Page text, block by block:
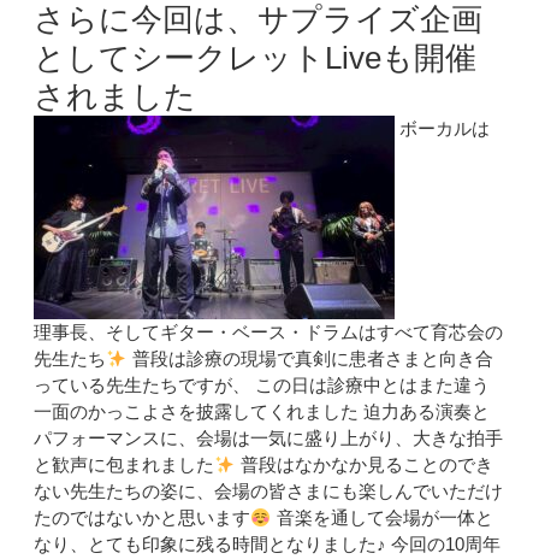
さらに今回は、サプライズ企画
としてシークレットLiveも開催
されました
ボーカルは
理事長、そしてギター・ベース・ドラムはすべて育芯会の
先生たち
普段は診療の現場で真剣に患者さまと向き合
っている先生たちですが、 この日は診療中とはまた違う
一面のかっこよさを披露してくれました 迫力ある演奏と
パフォーマンスに、会場は一気に盛り上がり、大きな拍手
と歓声に包まれました
普段はなかなか見ることのでき
ない先生たちの姿に、会場の皆さまにも楽しんでいただけ
たのではないかと思います
音楽を通して会場が一体と
なり、とても印象に残る時間となりました♪ 今回の10周年